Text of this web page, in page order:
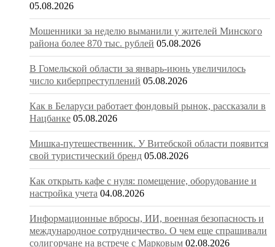
05.08.2026
Мошенники за неделю выманили у жителей Минского
района более 870 тыс. рублей 05.08.2026
В Гомельской области за январь-июнь увеличилось
число киберпреступлений 05.08.2026
Как в Беларуси работает фондовый рынок, рассказали в
Нацбанке 05.08.2026
Мишка-путешественник. У Витебской области появится
свой туристический бренд 05.08.2026
Как открыть кафе с нуля: помещение, оборудование и
настройка учета 04.08.2026
Информационные вбросы, ИИ, военная безопасность и
международное сотрудничество. О чем еще спрашивали
солигорчане на встрече с Марковым 02.08.2026